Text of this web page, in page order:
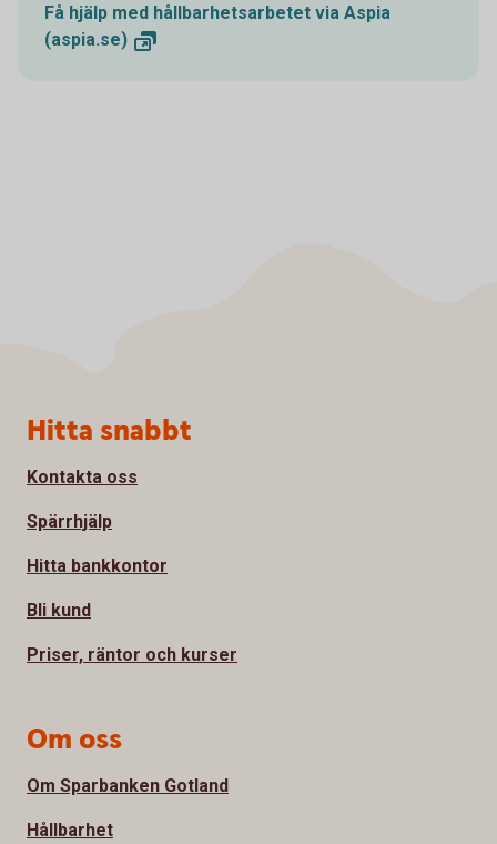
Få hjälp med hållbarhetsarbetet via Aspia
(aspia.se)
Sidfot
Hitta snabbt
Kontakta oss
Spärrhjälp
Hitta bankkontor
Bli kund
Priser, räntor och kurser
Om oss
Om Sparbanken Gotland
Hållbarhet